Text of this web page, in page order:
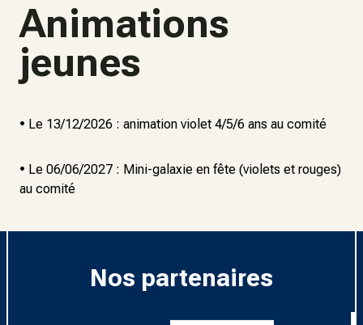
Animations
jeunes
• Le 13/12/2026 : animation violet 4/5/6 ans au comité
• Le 06/06/2027 : Mini-galaxie en fête (violets et rouges)
au comité
Nos partenaires